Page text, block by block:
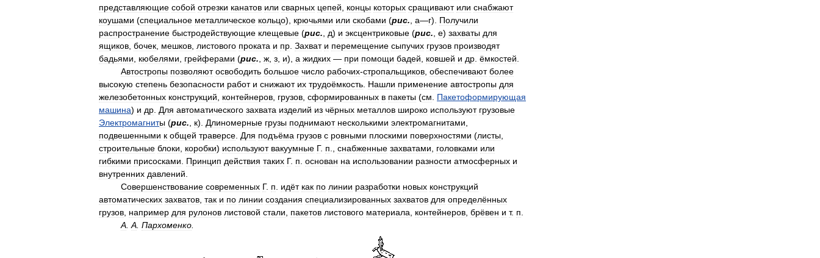
представляющие собой отрезки канатов или сварных цепей концы которых сращивают или снабжают
коушами (специальное металлическое кольцо), крючьями или скобами (рис. а—г). Получили
распространение быстродействующие клещевые (рис. д) и эксцентриковые (рис. е) захваты для
ящиков бочек мешков листового проката и пр Захват и перемещение сыпучих грузов производят
бадьями
кюбелями грейферами (рис. ж з и), а жидких — при помощи бадей ковшей и др ёмкостей
Автостропы позволяют освободить большое число рабочих-стропальщиков обеспечивают более
высокую степень безопасности работ и снижают их трудоёмкость Нашли применение автостропы для
железобетонных конструкций контейнеров грузов сформированных в пакеты (см
Пакетоформирующая
машина) и др Для автоматического захвата изделий из чёрных металлов широко используют грузовые
Электромагниты (рис. к). Длиномерные грузы поднимают несколькими электромагнитами
подвешенными к общей траверсе Для подъёма грузов с ровными плоскими поверхностями (листы
строительные блоки коробки) используют вакуумные Г. п снабженные захватами головками или
гибкими присосками Принцип действия таких Г. п основан на использовании разности атмосферных и
внутренних давлений
Совершенствование современных Г. п идёт как по линии разработки новых конструкций
автоматических захватов так и по линии создания специализированных захватов для определённых
грузов например для рулонов листовой стали пакетов листового материала контейнеров брёвен и т. п
А А Пархоменко